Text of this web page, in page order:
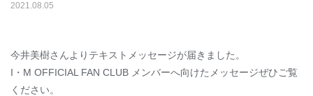
2021.08.05
今井美樹さんよりテキストメッセージが届きました。
I・M OFFICIAL FAN CLUB メンバーへ向けたメッセージぜひご覧
ください。